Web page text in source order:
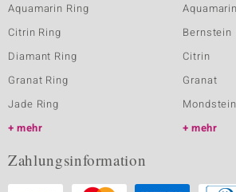
Aquamarin Ring
Citrin Ring
Diamant Ring
Granat Ring
Jade Ring
mehr
Aquamarin
Bernstein
Citrin
Granat
Mondstein
mehr
Zahlungsinformation